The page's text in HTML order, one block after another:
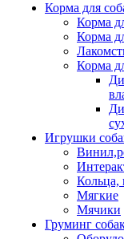
Корма для
Корма
Корма
Корма
Игрушки
Кольца,
Мягкие
Мячики
Груминг